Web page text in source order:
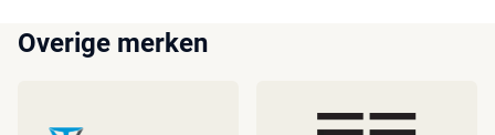
Overige merken